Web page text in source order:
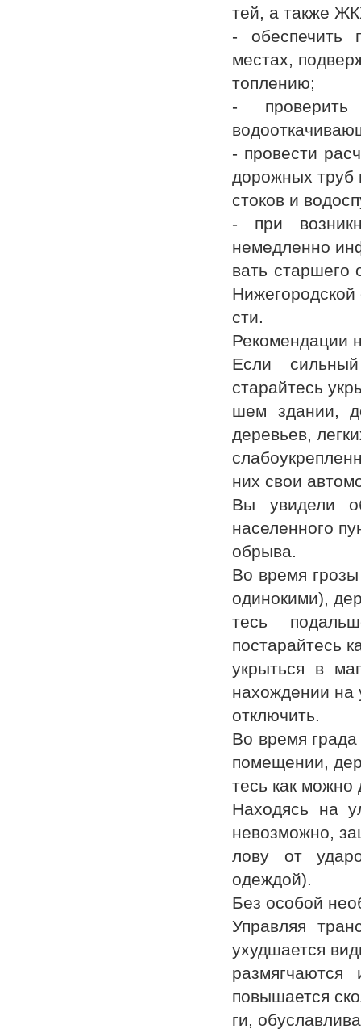
тей, а также
- обеспечить
местах,
топлению;
- проверить
- провести
дорожных труб
стоков и
- при
немедленно
вать
Нижегородской
сти.
Рекомендации
Если
старайтесь
шем здании,
деревьев,
них свои
Вы увидели
населенного
обрыва.
Во время
одинокими),
тесь
постарайтесь
укрыться в
нахождении на
отключить.
Во время
помещении,
тесь как
Находясь на
невозможно,
лову от
одеждой).
Без особой
Управляя
ухудшается
повышается
ги,